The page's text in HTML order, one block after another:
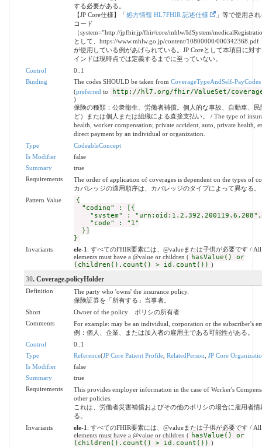
する必要がある。
【JP Core仕様】「処方情報 HL7FHIR 記述仕様
」等で使用さ
コード
（system=”http://jpfhir.jp/fhir/core/mhlw/IdSystem/
として、https://www.mhlw.go.jp/content/10800000/
が使用している例があげられている。JP Coreとして本項目に対
インドは現時点では定義するまでに至っていない。
Control
0..1
Binding
The codes SHOULD be taken from CoverageTypeAndSelf-PayCodes
(preferred to http://hl7.org/fhir/ValueSet/
)
保険の種類：公衆衛生、労働者補償。個人的な事故、自動車、民
ど）または個人または組織による直接支払い。 / The type of
health, worker compensation; private accident, auto, private health,
direct payment by an individual or organization.
Type
CodeableConcept
Is Modifier
false
Summary
true
Requirements
The order of application of coverages is dependent on the types of
カバレッジの適用順序は、カバレッジのタイプによって異なる。
Pattern Value
{
"coding" : [{
"system" : "urn:oid:1.2.392.200119.6.208",
"code" : "1"
}]
}
Invariants ele-1 : すべてのFHIR要素には、@valueまたは子供が必要です /
elements must have a @value or children ( hasValue() or
(children().count() > id.count()) )
30. Coverage.policyHolder
Definition
The party who 'owns' the insurance policy.
保険証券を「所有する」当事者。
Short
Owner of the policy ポリシの所有者
Comments
For example: may be an individual, corporation or the subscriber's
例：個人、企業、または加入者の雇用主である可能性がある。
Control
0..1
Type
Reference(JP Core Patient Profile, RelatedPerson JP Core
Is Modifier
false
Summary
true
Requirements
This provides employer information in the case of Worker's
other policies.
これは、労働者災害補償およびその他のポリシの場合に雇用者情
る。
Invariants
ele-1 : すべてのFHIR要素には、@valueまたは子供が必要です /
elements must have a @value or children ( hasValue() or
(children().count() > id.count()) )